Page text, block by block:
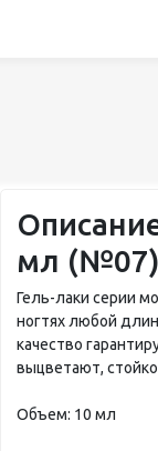
мл (№07)
Гель-лаки серии
ногтях любой
качество
выцветают,
Объем: 10 мл